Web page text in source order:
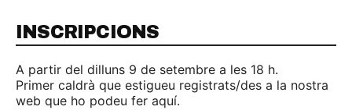
INSCRIPCIONS
A partir del dilluns 9 de setembre a les 18 h.
Primer caldrà que estigueu registrats/des a la nostra
web que ho podeu fer aquí.